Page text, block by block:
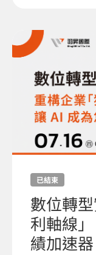
已結束
數位轉
利軸線
績加速器